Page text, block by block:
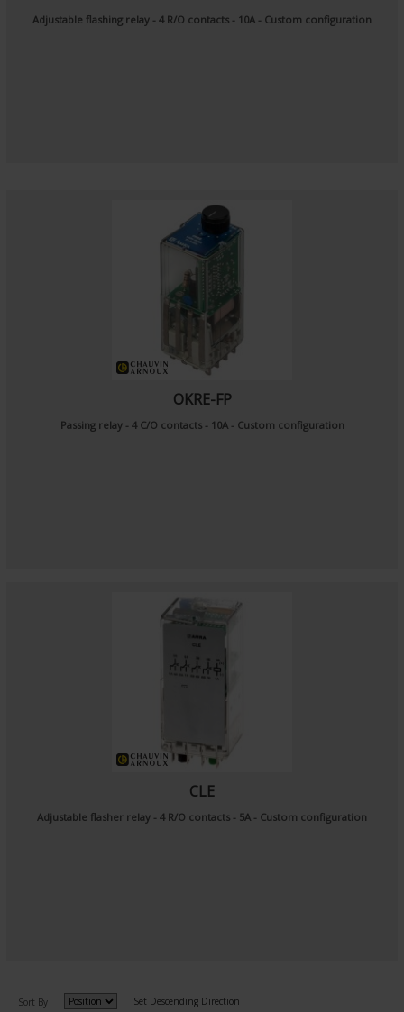
Adjustable flashing relay - 4 R/O contacts - 10A - Custom configuration
OKRE-FP
Passing relay - 4 C/O contacts - 10A - Custom configuration
CLE
Adjustable flasher relay - 4 R/O contacts - 5A - Custom configuration
Sort By Set Descending Direction